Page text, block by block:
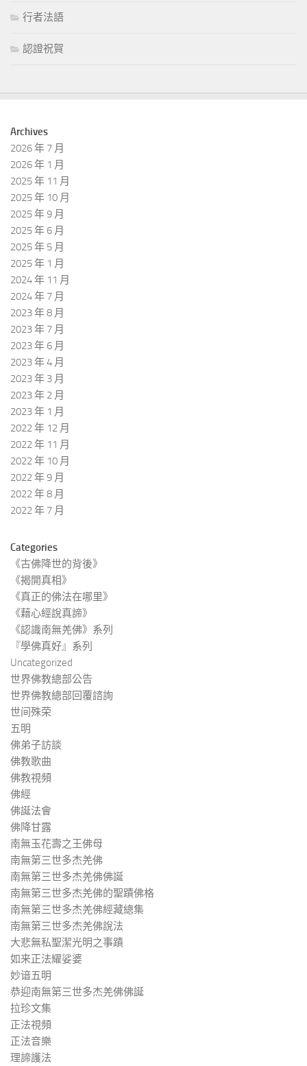
行者法語
認證祝賀
Archives
2026 年 7 月
2026 年 1 月
2025 年 11 月
2025 年 10 月
2025 年 9 月
2025 年 6 月
2025 年 5 月
2025 年 1 月
2024 年 11 月
2024 年 7 月
2023 年 8 月
2023 年 7 月
2023 年 6 月
2023 年 4 月
2023 年 3 月
2023 年 2 月
2023 年 1 月
2022 年 12 月
2022 年 11 月
2022 年 10 月
2022 年 9 月
2022 年 8 月
2022 年 7 月
Categories
《古佛降世的背後》
《揭開真相》
《真正的佛法在哪里》
《藉心經說真諦》
《認識南無羌佛》系列
『學佛真好』系列
Uncategorized
世界佛教總部公告
世界佛教總部回覆諮詢
世间殊荣
五明
佛弟子訪談
佛教歌曲
佛教視頻
佛經
佛誕法會
佛降甘露
南無玉花壽之王佛母
南無第三世多杰羌佛
南無第三世多杰羌佛佛誕
南無第三世多杰羌佛的聖蹟佛格
南無第三世多杰羌佛經藏總集
南無第三世多杰羌佛說法
大悲無私聖潔光明之事蹟
如来正法耀娑婆
妙谙五明
恭迎南無第三世多杰羌佛佛誕
拉珍文集
正法視頻
正法音樂
理諦護法